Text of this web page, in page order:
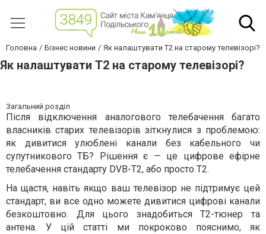
Головна Бізнес новини Як налаштувати Т2 на старому телевізорі?
Як налаштувати Т2 на старому телевізорі?
Загальний розділ
Після відключення аналогового телебачення багато
власників старих телевізорів зіткнулися з проблемою:
як дивитися улюблені канали без кабельного чи
супутникового ТБ? Рішення є — це цифрове ефірне
телебачення стандарту DVB-T2, або просто Т2.
На щастя, навіть якщо ваш телевізор не підтримує цей
стандарт, ви все одно можете дивитися цифрові канали
безкоштовно. Для цього знадобиться Т2-тюнер та
антена. У цій статті ми покроково пояснимо, як